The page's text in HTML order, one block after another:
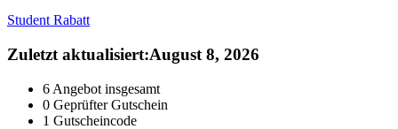
Student Rabatt
Zuletzt aktualisiert:August 8, 2026
6 Angebot insgesamt
0 Geprüfter Gutschein
1 Gutscheincode